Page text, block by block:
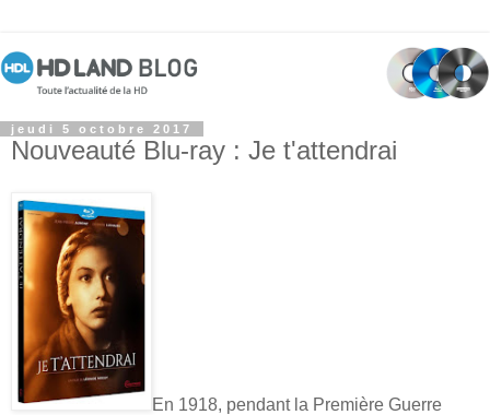
jeudi 5 octobre 2017
Nouveauté Blu-ray : Je t'attendrai
En 1918, pendant la Première Guerre